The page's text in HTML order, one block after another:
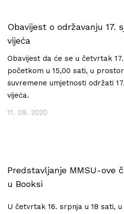
Obavijest o održavanju 17.
vijeća
Obavijest da će se u četvrtak
početkom u 15,00 sati, u
suvremene umjetnosti održati
vijeća.
11. 09. 2020
Predstavljanje MMSU-ove
u Booksi
U četvrtak 16. srpnja u 18 sati,